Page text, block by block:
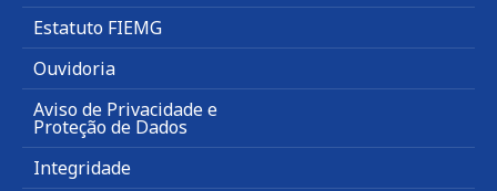
Estatuto FIEMG
Ouvidoria
Aviso de Privacidade e
Proteção de Dados
Integridade